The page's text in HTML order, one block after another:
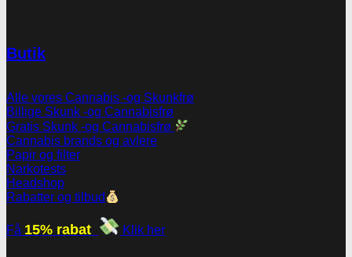
Butik
Alle vores Cannabis -og Skunkfrø
Billige Skunk -og Cannabisfrø
Gratis Skunk -og Cannabisfrø
Cannabis brands og avlere
Papir og filter
Narkotests
Headshop
Rabatter og tilbud
Få 15% rabat Klik her